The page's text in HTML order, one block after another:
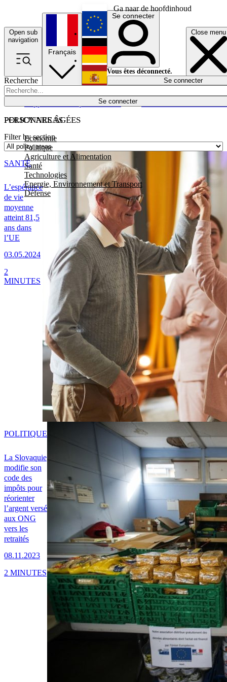
Ga naar de hoofdinhoud
Open sub
navigation
Close menu
Recherche
Se connecter
POLICY AREAS
Economie
Politique
Agriculture et Alimentation
Santé
Technologies
Energie, Environnement et Transport
Défense
Économie
Français
English
Deutsch
Español
Se connecter
Vous êtes déconnecté.
Se connecter
PERSONNES ÂGÉES
Filter by section
L’espérance
de vie
moyenne
atteint 81,5
ans dans
l’UE
03.05.2024
SANTÉ
2
MINUTES
La Slovaquie
modifie son
code des
impôts pour
réorienter
l’argent versé
aux ONG
vers les
retraités
08.11.2023
POLITIQUE
2 MINUTES